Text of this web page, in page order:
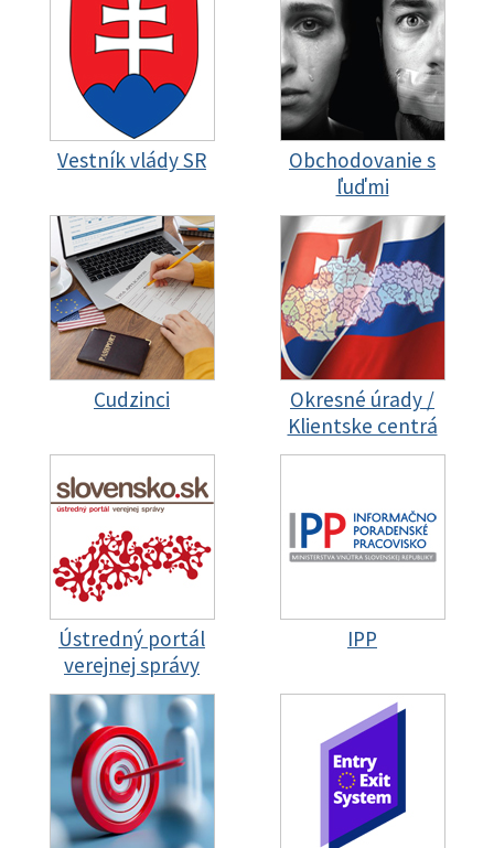
Vestník vlády SR
Obchodovanie s
ľuďmi
Cudzinci
Okresné úrady /
Klientske centrá
Ústredný portál
verejnej správy
IPP